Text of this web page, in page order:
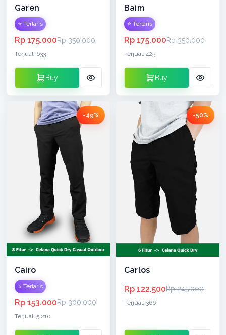
Garen
⭐ Terlaris
Rp 175.000Rp 350.000
Terjual: 633
Buy
Baim
⭐ Terlaris
Rp 175.000Rp 350.000
Terjual: 425
Buy
-49%
Cairo
⭐ Terlaris
Rp 153.000Rp 300.000
Terjual: 5.210
-50%
Carlos
Rp 122.500Rp 245.000
Terjual: 366